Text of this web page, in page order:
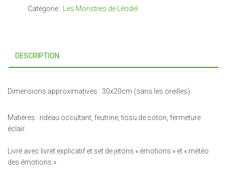
Catégorie : Les Monstres de Léodel
DESCRIPTION
Dimensions approximatives : 30x20cm (sans les oreilles)
Matières : rideau occultant, feutrine, tissu de coton, fermeture
éclair.
Livré avec livret explicatif et set de jetons « émotions » et « météo
des émotions »